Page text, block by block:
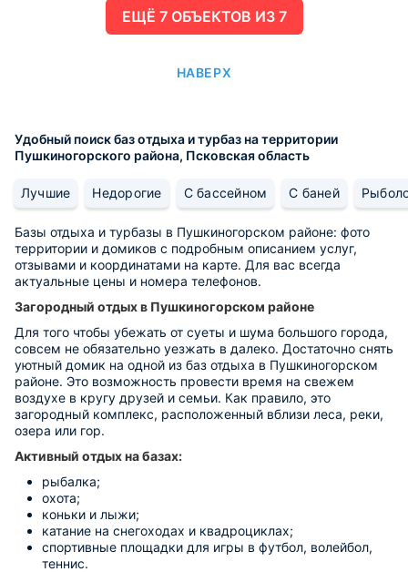
ЕЩË 7 ОБЪЕКТОВ ИЗ 7
НАВЕРХ
Удобный поиск баз отдыха и турбаз на территории
Пушкиногорского района, Псковская область
Лучшие Недорогие С бассейном С баней
Базы отдыха и турбазы в Пушкиногорском районе: фото
территории и домиков с подробным описанием услуг,
отзывами и координатами на карте. Для вас всегда
актуальные цены и номера телефонов.
Загородный отдых в Пушкиногорском районе
Для того чтобы убежать от суеты и шума большого города,
совсем не обязательно уезжать в далеко. Достаточно снять
уютный домик на одной из баз отдыха в Пушкиногорском
районе. Это возможность провести время на свежем
воздухе в кругу друзей и семьи. Как правило, это
загородный комплекс, расположенный вблизи леса, реки,
озера или гор.
Активный отдых на базах:
рыбалка;
охота;
коньки и лыжи;
катание на снегоходах и квадроциклах;
спортивные площадки для игры в футбол, волейбол,
теннис.